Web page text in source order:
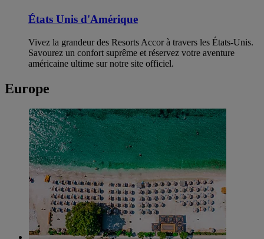
États Unis d'Amérique
Vivez la grandeur des Resorts Accor à travers les États-Unis.
Savourez un confort suprême et réservez votre aventure
américaine ultime sur notre site officiel.
Europe